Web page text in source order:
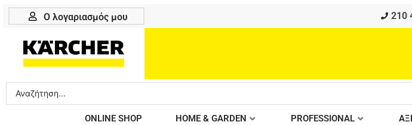
Μετάβαση
Ο λογαριασμός μου 210
Search
...
ONLINE SHOP HOME & GARDEN PROFESSIONAL